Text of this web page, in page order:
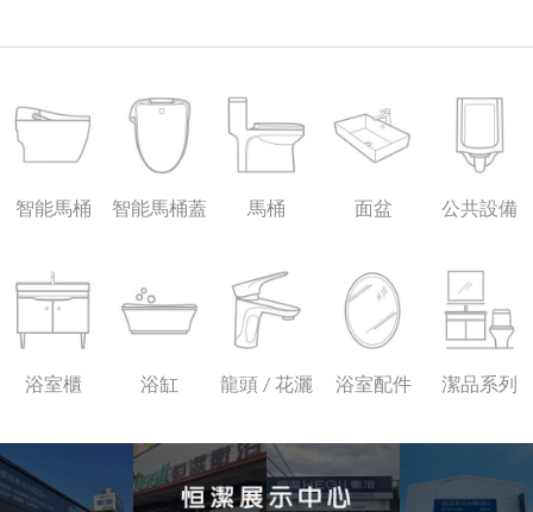
智能馬桶 智能馬桶蓋 馬桶 面盆 公共設備
浴室櫃 浴缸 龍頭 / 花灑 浴室配件 潔品系列